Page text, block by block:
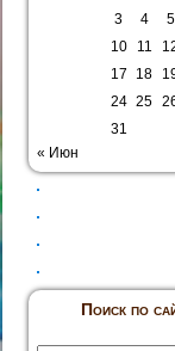
3
4 5
10
11
17
18
24 25
31
« Июн
Поиск по